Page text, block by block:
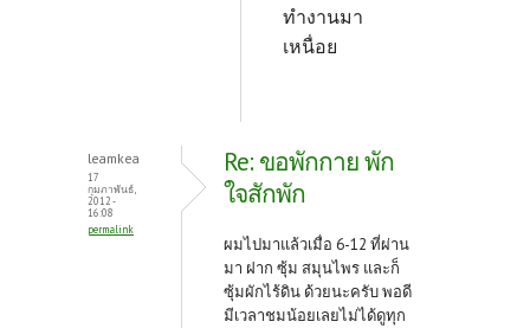
ทำงานมา
เหนื่อย
leamkea
17
กุมภาพันธ์,
2012 -
16:08
permalink
Re: ขอพักกาย พัก
ใจสักพัก
ผมไปมาแล้วเมื่อ 6-12 ที่ผ่าน
มา ฝาก ซุ้ม สมุนไพร และก็
ซุ้มผักไร้ดิน ด้วยนะครับ พอดี
มีเวลาชมน้อยเลยไม่ได้ดูทุก